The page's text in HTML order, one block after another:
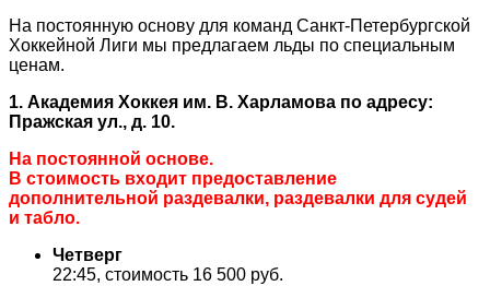
На постоянную основу для команд Санкт-Петербургской
Хоккейной Лиги мы предлагаем льды по специальным
ценам.
1. Академия Хоккея им. В. Харламова по адресу:
Пражская ул., д. 10.
На постоянной основе.
В стоимость входит предоставление
дополнительной раздевалки, раздевалки для судей
и табло.
Четверг
22:45, стоимость 16 500 руб.